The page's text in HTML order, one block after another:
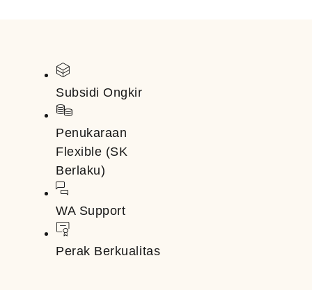
Subsidi Ongkir
Penukaraan
Flexible (SK
Berlaku)
WA Support
Perak Berkualitas